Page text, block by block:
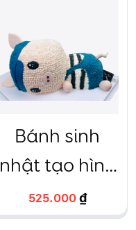
Bánh sinh
nhật tạo hình
heo 3D
525.000₫